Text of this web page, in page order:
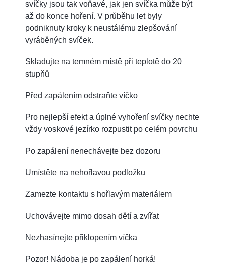
svíčky jsou tak voňavé, jak jen svíčka může být
až do konce hoření. V průběhu let byly
podniknuty kroky k neustálému zlepšování
vyráběných svíček.
Skladujte na temném místě při teplotě do 20
stupňů
Před zapálením odstraňte víčko
Pro nejlepší efekt a úplné vyhoření svíčky nechte
vždy voskové jezírko rozpustit po celém povrchu
Po zapálení nenechávejte bez dozoru
Umístěte na nehořlavou podložku
Zamezte kontaktu s hořlavým materiálem
Uchovávejte mimo dosah dětí a zvířat
Nezhasínejte přiklopením víčka
Pozor! Nádoba je po zapálení horká!